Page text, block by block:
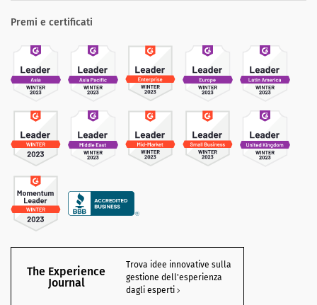
Premi e certificati
The Experience
Journal
Trova idee innovative sulla
gestione dell'esperienza
dagli esperti